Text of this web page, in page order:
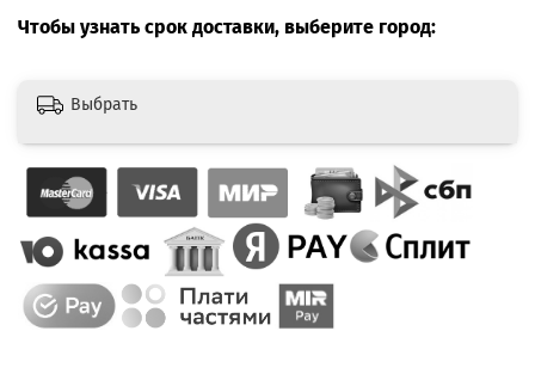
Чтобы узнать срок доставки, выберите город:
Выбрать